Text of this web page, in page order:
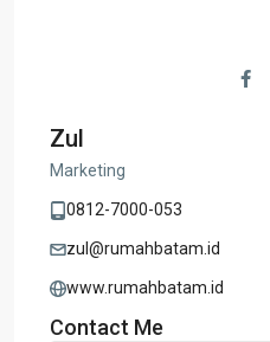
Zul
Marketing
0812-7000-053
zul@rumahbatam.id
www.rumahbatam.id
Contact Me